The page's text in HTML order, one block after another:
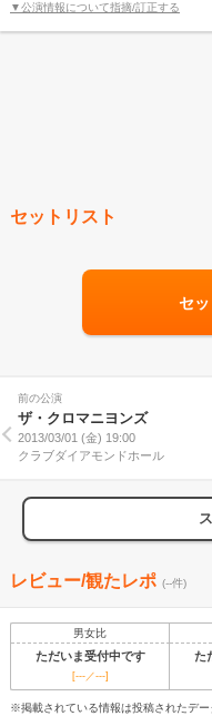
▼公演情報について指摘/訂正する
セットリスト
セ
前の公演
ザ・クロマニヨンズ
2013/03/01 (金) 19:00
クラブダイアモンドホール
レビュー/観たレポ (--件)
男女比
ただいま受付中です た
[---／---]
※掲載されている情報は投稿されたデ